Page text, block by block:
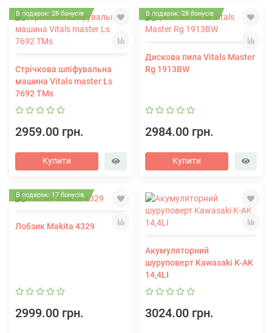
В подарок: 28 бонусів
Стрічкова шліфувальна
машина Vitals master Ls
7692 TMs
2959.00 грн.
Купити
В подарок: 28 бонусів
Дискова пила Vitals Master
Rg 1913BW
2984.00 грн.
Купити
В подарок: 17 бонусів
Лобзик Makita 4329
2999.00 грн.
Акумуляторний
шуруповерт Kawasaki K-AK
14,4LI
3024.00 грн.